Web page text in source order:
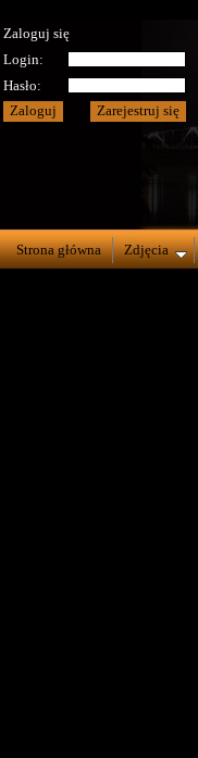
Zaloguj się
Login:
Hasło:
Strona główna Zdjęcia